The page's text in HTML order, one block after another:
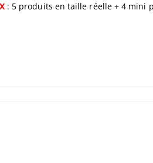
: 5 produits en taille réelle + 4 mini